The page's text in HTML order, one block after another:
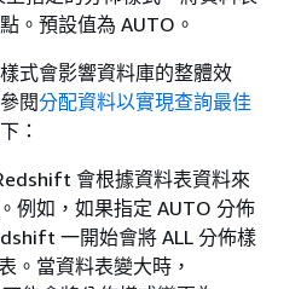
。預設值為 AUTO。
式會影響資料庫的整體效
閱分配資料以實現查詢最佳
：
會根據資料表資料來
例如，如果指定 AUTO 分佈
一開始會將 ALL 分佈樣
。當資料表變大時，